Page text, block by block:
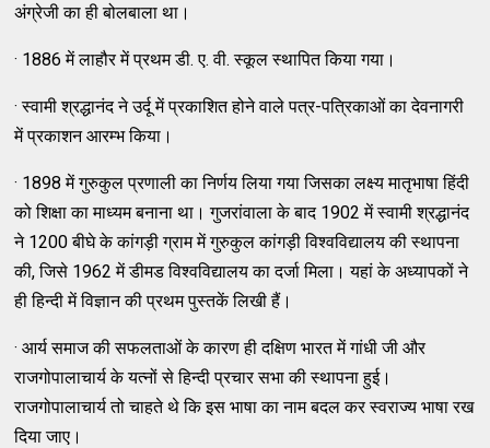
अंग्रेजी का ही बोलबाला था।
· 1886 में लाहौर में प्रथम डी. ए. वी. स्‍कूल स्‍थापित किया गया।
· स्‍वामी श्रद्धानंद ने उर्दू में प्रकाशित होने वाले पत्र-पत्रिकाओं का देवनागरी
में प्रकाशन आरम्‍भ किया।
· 1898 में गुरुकुल प्रणाली का निर्णय लिया गया जिसका लक्ष्‍य मातृभाषा हिंदी
को शिक्षा का माध्‍यम बनाना था। गुजरांवाला के बाद 1902 में स्‍वामी श्रद्धानंद
ने 1200 बीघे के कांगड़ी ग्राम में गुरुकुल कांगड़ी विश्‍वविद्यालय की स्‍थापना
की, जिसे 1962 में डीमड विश्‍वविद्यालय का दर्जा मिला। यहां के अध्‍यापकों ने
ही हिन्‍दी में विज्ञान की प्रथम पुस्‍तकें लिखी हैं।
· आर्य समाज की सफलताओं के कारण ही दक्षिण भारत में गांधी जी और
राजगोपालाचार्य के यत्‍नों से हिन्‍दी प्रचार सभा की स्‍थापना हुई।
राजगोपालाचार्य तो चाहते थे कि इस भाषा का नाम बदल कर स्‍वराज्‍य भाषा रख
दिया जाए।